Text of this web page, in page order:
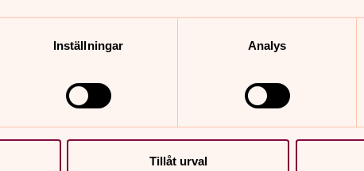
Inställningar Analys
Tillåt urval